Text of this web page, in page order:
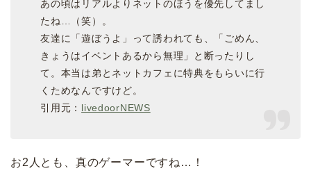
あの頃はリアルよりネットのほうを優先してまし
たね…（笑）。
友達に「遊ぼうよ」って誘われても、「ごめん、
きょうはイベントあるから無理」と断ったりし
て。本当は弟とネットカフェに特典をもらいに行
くためなんですけど。
引用元： livedoorNEWS
お2人とも、真のゲーマーですね…！